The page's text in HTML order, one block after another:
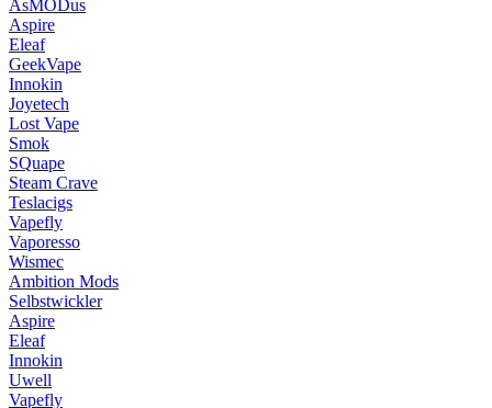
AsMODus
Aspire
Eleaf
GeekVape
Innokin
Joyetech
Lost Vape
Smok
SQuape
Steam Crave
Teslacigs
Vapefly
Vaporesso
Wismec
Ambition Mods
Selbstwickler
Aspire
Eleaf
Innokin
Uwell
Vapefly